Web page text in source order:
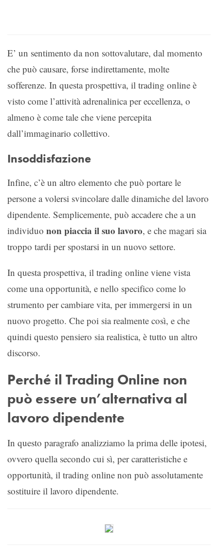
E’ un sentimento da non sottovalutare, dal momento
che può causare, forse indirettamente, molte
sofferenze. In questa prospettiva, il trading online è
visto come l’attività adrenalinica per eccellenza, o
almeno è come tale che viene percepita
dall’immaginario collettivo.
Insoddisfazione
Infine, c’è un altro elemento che può portare le
persone a volersi svincolare dalle dinamiche del lavoro
dipendente. Semplicemente, può accadere che a un
individuo non piaccia il suo lavoro, e che magari sia
troppo tardi per spostarsi in un nuovo settore.
In questa prospettiva, il trading online viene vista
come una opportunità, e nello specifico come lo
strumento per cambiare vita, per immergersi in un
nuovo progetto. Che poi sia realmente così, e che
quindi questo pensiero sia realistica, è tutto un altro
discorso.
Perché il Trading Online non
può essere un’alternativa al
lavoro dipendente
In questo paragrafo analizziamo la prima delle ipotesi,
ovvero quella secondo cui sì, per caratteristiche e
opportunità, il trading online non può assolutamente
sostituire il lavoro dipendente.